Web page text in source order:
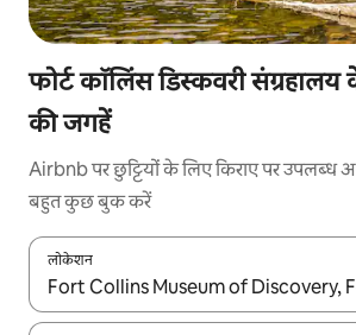
फोर्ट कॉलिंस डिस्कवरी
की जगहें
Airbnb पर छुट्टियों के लिए किराए पर उपलब्ध
बहुत कुछ बुक करें
लोकेशन
नतीजों के उपलब्ध होने पर, अप और डाउन 'ऐरो